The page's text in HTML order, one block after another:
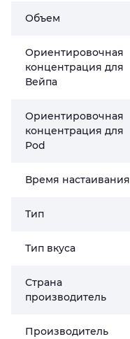
Объем
Ориентировочная
концентрация для
Вейпа
Ориентировочная
концентрация для
Pod
Время настаивания
Тип
Тип вкуса
Страна
производитель
Производитель